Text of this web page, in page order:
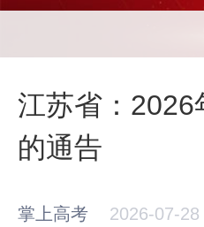
江苏省：2026
的通告
掌上高考 2026-07-28